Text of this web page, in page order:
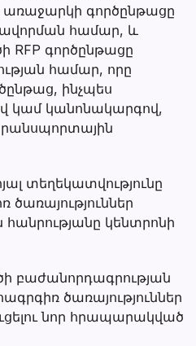
առաջարկի գործընթացը
համար, և
RFP գործընթացը
համար, որը
ինչպես
կամ կանոնակարգով,
տեղեկատվությունը
հանրությանը կենտրոնի
բաժանորդագրության
ծառայություններ
նոր հրապարակված